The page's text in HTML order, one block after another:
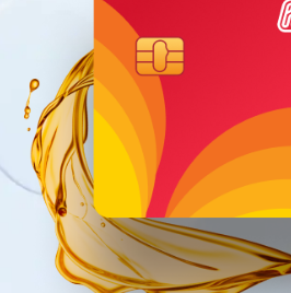
окончании баланса
Поддержка